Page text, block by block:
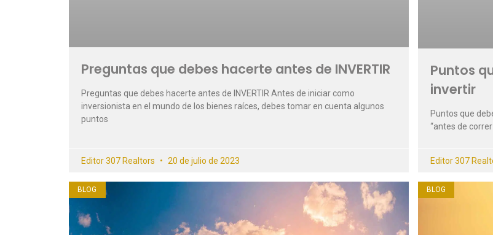
Preguntas que debes hacerte antes de INVERTIR
Preguntas que debes hacerte antes de INVERTIR Antes de iniciar como
inversionista en el mundo de los bienes raíces, debes tomar en cuenta algunos
puntos
Editor 307 Realtors 20 de julio de 2023
Puntos
invertir
Puntos que
“antes de
Editor 307
BLOG BLOG